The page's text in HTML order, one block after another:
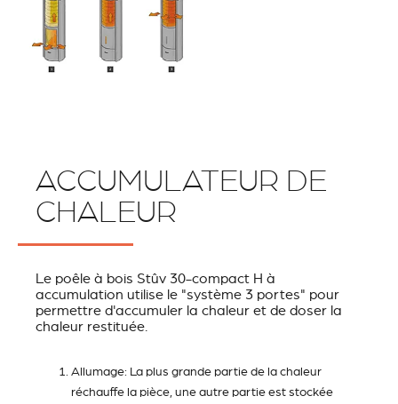
ACCUMULATEUR DE
CHALEUR
Le poêle à bois Stûv 30-compact H à
accumulation utilise le "système 3 portes" pour
permettre d'accumuler la chaleur et de doser la
chaleur restituée.
Allumage: La plus grande partie de la chaleur
réchauffe la pièce, une autre partie est stockée